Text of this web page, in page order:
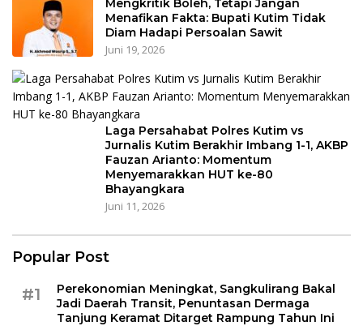
Menafikan Fakta: Bupati Kutim Tidak
Diam Hadapi Persoalan Sawit
Juni 19, 2026
Laga Persahabat Polres Kutim vs
Jurnalis Kutim Berakhir Imbang 1-1, AKBP
Fauzan Arianto: Momentum
Menyemarakkan HUT ke-80
Bhayangkara
Juni 11, 2026
Popular Post
#1
Perekonomian Meningkat, Sangkulirang Bakal
Jadi Daerah Transit, Penuntasan Dermaga
Tanjung Keramat Ditarget Rampung Tahun Ini